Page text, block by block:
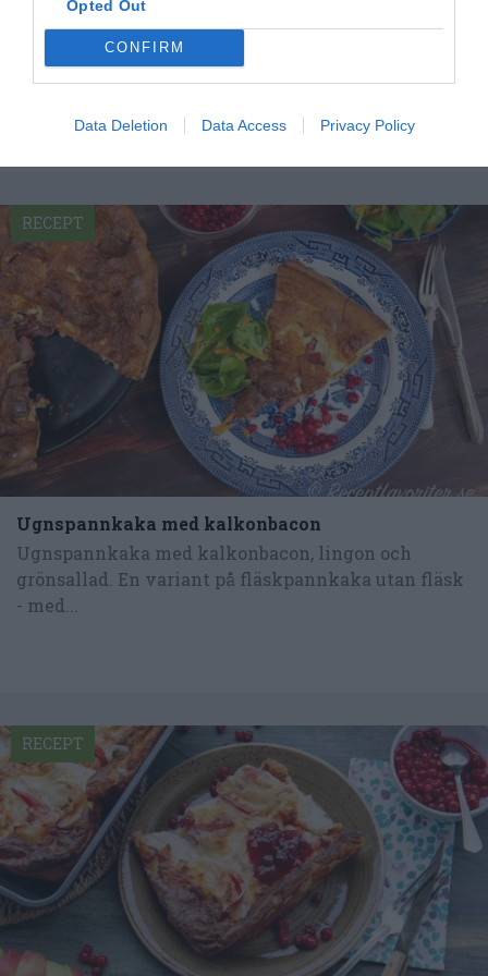
Opted Out
CONFIRM
Data Deletion Data Access Privacy Policy
Äggakaka är en skånsk fluffig pannkaka som
serveras med lingon och stekt fläsk eller halloumi
för...
Ugnspannkaka med kalkonbacon
Ugnspannkaka med kalkonbacon, lingon och
grönsallad. En variant på fläskpannkaka utan fläsk
- med...
RECEPT
RECEPT